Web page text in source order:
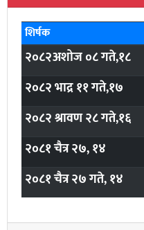
शिर्षक
२०८२अशोज ०८ गते,१८
२०८२ भाद्र ११ गते,१७
२०८२ श्रावण २८ गते,१६
२०८१ चैत्र २७, १४
२०८१ चैत्र २७ गते, १४